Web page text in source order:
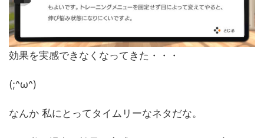
効果を実感できなくなってきた・・・
(;^ω^)
なんか 私にとってタイムリーなネタだな。